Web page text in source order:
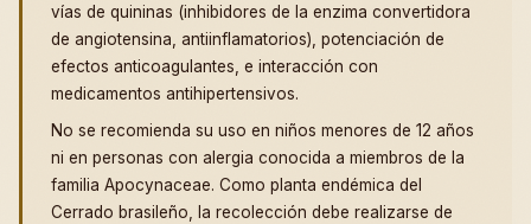
vías de quininas (inhibidores de la enzima convertidora
de angiotensina, antiinflamatorios), potenciación de
efectos anticoagulantes, e interacción con
medicamentos antihipertensivos.
No se recomienda su uso en niños menores de 12 años
ni en personas con alergia conocida a miembros de la
familia Apocynaceae. Como planta endémica del
Cerrado brasileño, la recolección debe realizarse de